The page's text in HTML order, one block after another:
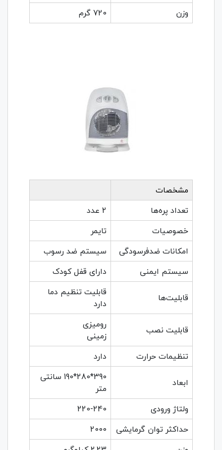
وزن
720 گرم
مشخصات
تعداد پره‌ها
2 عدد
خصوصیات
تایمر
امکانات ضدفرسودگی
سیستم ضد رسوب
سیستم ایمنی
دارای قفل کودک
قابلیت‌ها
قابلیت تنظیم دما
دارد
قابلیت نصب
رومیزی
زمینی
تنظیمات حرارت
دارد
ابعاد
390*280*190 سانتی
متر
ولتاژ ورودی
220-240
حداکثر توان گرمایشی
2000